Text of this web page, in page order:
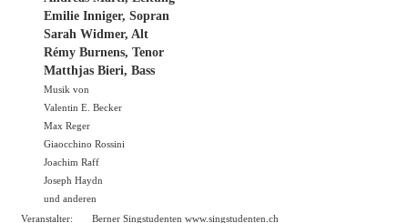
Emilie Inniger, Sopran
Sarah Widmer, Alt
Rémy Burnens, Tenor
Matthjas Bieri, Bass
Musik von
Valentin E. Becker
Max Reger
Giaocchino Rossini
Joachim Raff
Joseph Haydn
und anderen
Veranstalter:
Berner Singstudenten www.singstudenten.ch